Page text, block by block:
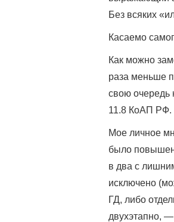
Без всяких
Касаемо
Как можно
раза меньше
свою очередь
11.8 КоАП РФ.
Мое личное
было
в два с
исключено
ГД, либо
двухэтапно,